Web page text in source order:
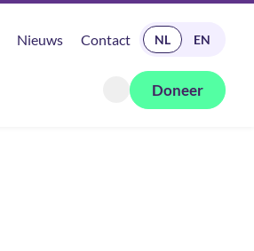
Nieuws Contact READ IN ENGLISH
NL EN
Zoeken openen
Doneer